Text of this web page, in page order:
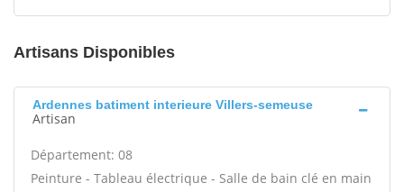
Artisans Disponibles
Ardennes batiment interieure Villers-semeuse
Artisan
Département: 08
Peinture - Tableau électrique - Salle de bain clé en main